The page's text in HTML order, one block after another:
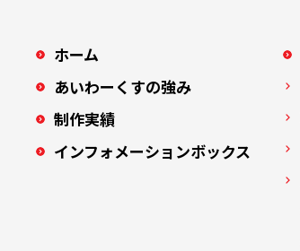
ホーム
あいわーくすの強み
制作実績
インフォメーションボックス